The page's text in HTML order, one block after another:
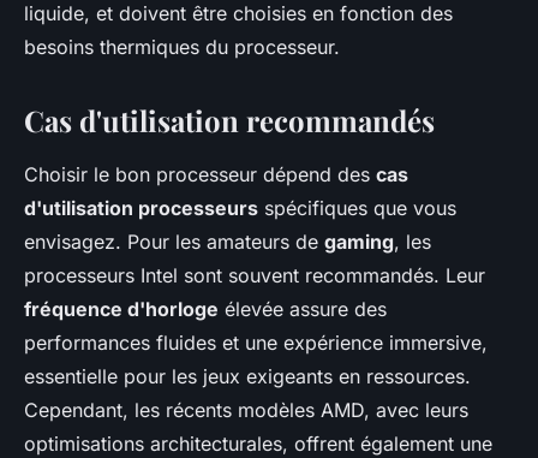
liquide, et doivent être choisies en fonction des
besoins thermiques du processeur.
Cas d'utilisation recommandés
Choisir le bon processeur dépend des cas
d'utilisation processeurs spécifiques que vous
envisagez. Pour les amateurs de gaming, les
processeurs Intel sont souvent recommandés. Leur
fréquence d'horloge élevée assure des
performances fluides et une expérience immersive,
essentielle pour les jeux exigeants en ressources.
Cependant, les récents modèles AMD, avec leurs
optimisations architecturales, offrent également une